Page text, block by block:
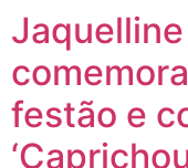
festão e